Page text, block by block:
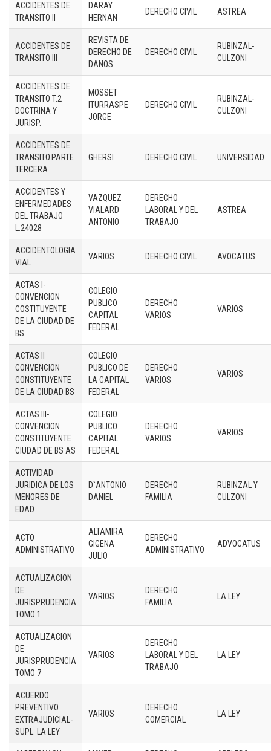
ACCIDENTES DE
TRANSITO II
DARAY
HERNAN
DERECHO CIVIL ASTREA
ACCIDENTES DE
TRANSITO III
REVISTA DE
DERECHO DE
DANOS
DERECHO CIVIL
RUBINZAL-
CULZONI
ACCIDENTES DE
TRANSITO T.2
DOCTRINA Y
JURISP.
MOSSET
ITURRASPE
JORGE
DERECHO CIVIL
RUBINZAL-
CULZONI
ACCIDENTES DE
TRANSITO.PARTE
TERCERA
GHERSI DERECHO CIVIL UNIVERSIDAD
ACCIDENTES Y
ENFERMEDADES
DEL TRABAJO
L.24028
VAZQUEZ
VIALARD
ANTONIO
DERECHO
LABORAL Y DEL
TRABAJO
ASTREA
ACCIDENTOLOGIA
VIAL
VARIOS DERECHO CIVIL AVOCATUS
ACTAS I-
CONVENCION
COSTITUYENTE
DE LA CIUDAD DE
BS
COLEGIO
PUBLICO
CAPITAL
FEDERAL
DERECHO
VARIOS
VARIOS
ACTAS II
CONVENCION
CONSTITUYENTE
DE LA CIUDAD BS
COLEGIO
PUBLICO DE
LA CAPITAL
FEDERAL
DERECHO
VARIOS
VARIOS
ACTAS III-
CONVENCION
CONSTITUYENTE
CIUDAD DE BS AS
COLEGIO
PUBLICO
CAPITAL
FEDERAL
DERECHO
VARIOS
VARIOS
ACTIVIDAD
JURIDICA DE LOS
MENORES DE
EDAD
D`ANTONIO
DANIEL
DERECHO
FAMILIA
RUBINZAL Y
CULZONI
ACTO
ADMINISTRATIVO
ALTAMIRA
GIGENA
JULIO
DERECHO
ADMINISTRATIVO
ADVOCATUS
ACTUALIZACION
DE
JURISPRUDENCIA
TOMO 1
VARIOS
DERECHO
FAMILIA
LA LEY
ACTUALIZACION
DE
JURISPRUDENCIA
TOMO 7
VARIOS
DERECHO
LABORAL Y DEL
TRABAJO
LA LEY
ACUERDO
PREVENTIVO
EXTRAJUDICIAL-
SUPL. LA LEY
VARIOS
DERECHO
COMERCIAL
LA LEY